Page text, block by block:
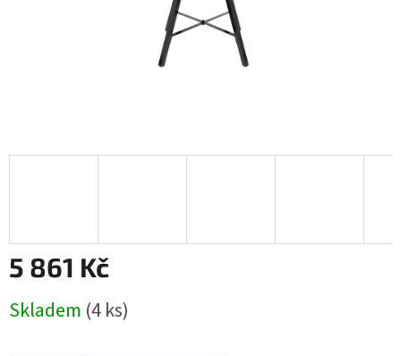
5 861 Kč
cena:
Skladem (4 ks)